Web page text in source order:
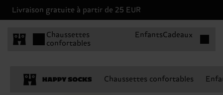
Livraison gratuite à partir de 25 EUR
Chaussettes
confortables
EnfantsCadeaux
Chaussettes confortables